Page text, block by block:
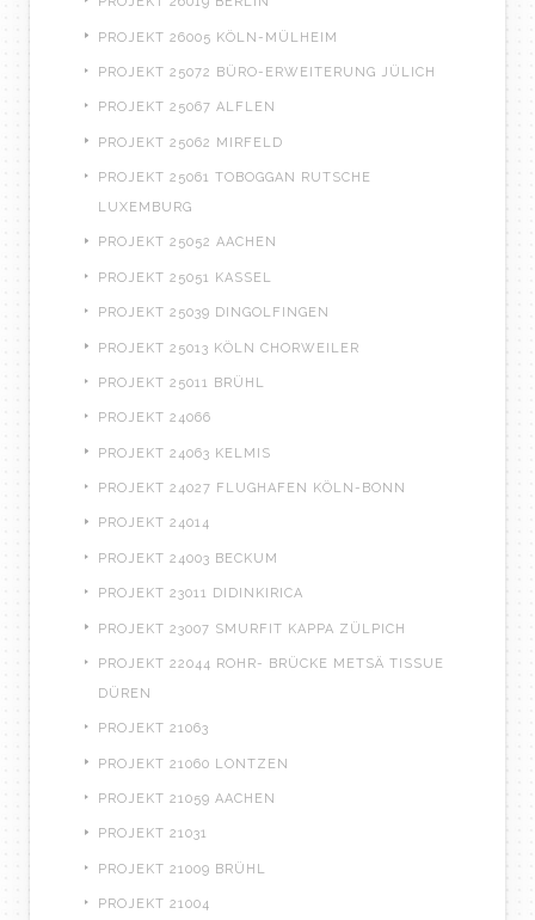
PROJEKT 26005 KÖLN-MÜLHEIM
PROJEKT 25072 BÜRO-ERWEITERUNG JÜLICH
PROJEKT 25067 ALFLEN
PROJEKT 25062 MIRFELD
PROJEKT 25061 TOBOGGAN RUTSCHE
LUXEMBURG
PROJEKT 25052 AACHEN
PROJEKT 25051 KASSEL
PROJEKT 25039 DINGOLFINGEN
PROJEKT 25013 KÖLN CHORWEILER
PROJEKT 25011 BRÜHL
PROJEKT 24066
PROJEKT 24063 KELMIS
PROJEKT 24027 FLUGHAFEN KÖLN-BONN
PROJEKT 24014
PROJEKT 24003 BECKUM
PROJEKT 23011 DIDINKIRICA
PROJEKT 23007 SMURFIT KAPPA ZÜLPICH
PROJEKT 22044 ROHR- BRÜCKE METSÄ TISSUE
DÜREN
PROJEKT 21063
PROJEKT 21060 LONTZEN
PROJEKT 21059 AACHEN
PROJEKT 21031
PROJEKT 21009 BRÜHL
PROJEKT 21004